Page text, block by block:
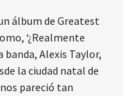
álbum de Greatest
‘¿Realmente
banda, Alexis Taylor,
la ciudad natal de
pareció tan